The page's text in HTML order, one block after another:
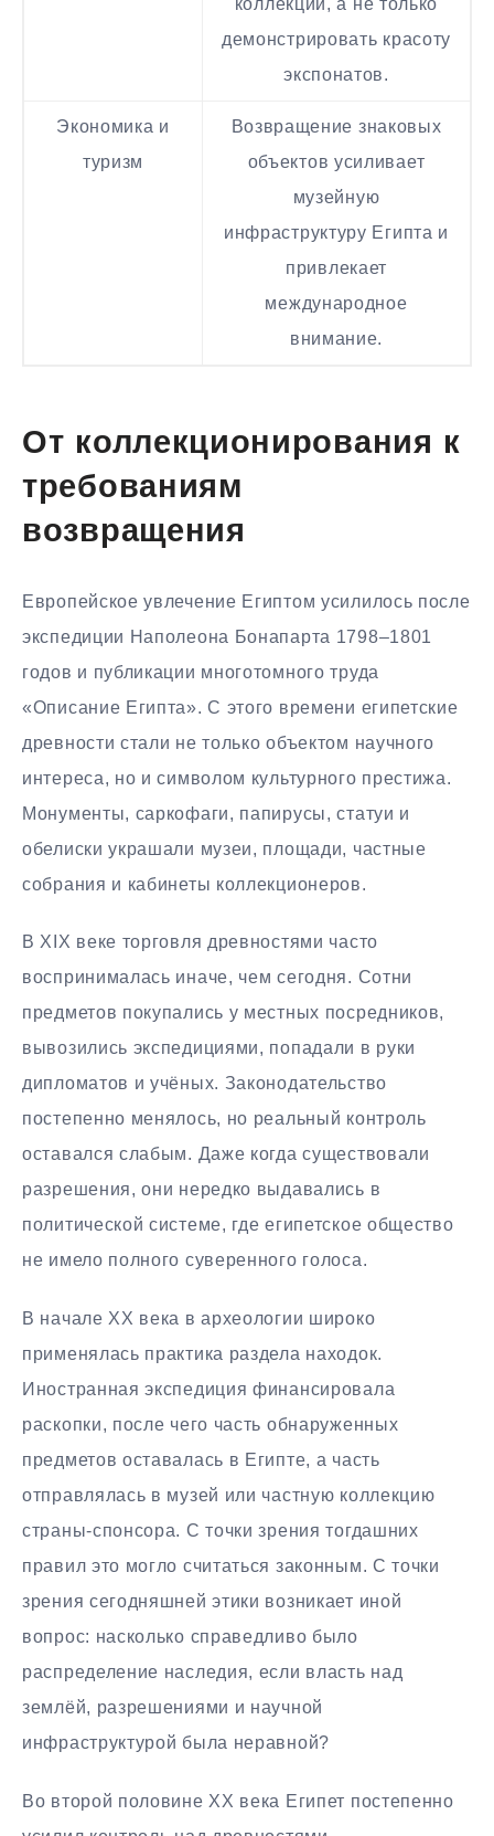
демонстрировать красоту
экспонатов.
Экономика и
туризм
Возвращение знаковых
объектов усиливает
музейную
инфраструктуру Египта и
привлекает
международное
внимание.
От коллекционирования к
требованиям
возвращения
Европейское увлечение Египтом усилилось после
экспедиции Наполеона Бонапарта 1798–1801
годов и публикации многотомного труда
«Описание Египта». С этого времени египетские
древности стали не только объектом научного
интереса, но и символом культурного престижа.
Монументы, саркофаги, папирусы, статуи и
обелиски украшали музеи, площади, частные
собрания и кабинеты коллекционеров.
В XIX веке торговля древностями часто
воспринималась иначе, чем сегодня. Сотни
предметов покупались у местных посредников,
вывозились экспедициями, попадали в руки
дипломатов и учёных. Законодательство
постепенно менялось, но реальный контроль
оставался слабым. Даже когда существовали
разрешения, они нередко выдавались в
политической системе, где египетское общество
не имело полного суверенного голоса.
В начале XX века в археологии широко
применялась практика раздела находок.
Иностранная экспедиция финансировала
раскопки, после чего часть обнаруженных
предметов оставалась в Египте, а часть
отправлялась в музей или частную коллекцию
страны-спонсора. С точки зрения тогдашних
правил это могло считаться законным. С точки
зрения сегодняшней этики возникает иной
вопрос: насколько справедливо было
распределение наследия, если власть над
землёй, разрешениями и научной
инфраструктурой была неравной?
Во второй половине XX века Египет постепенно